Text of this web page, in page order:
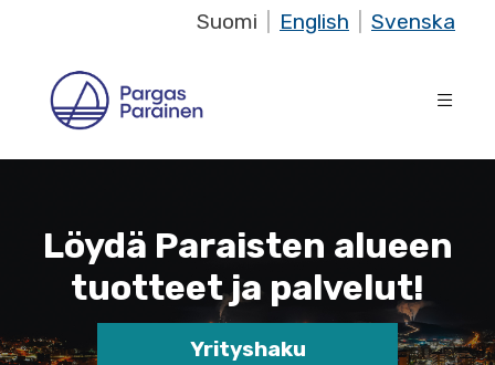
Suomi English Svenska
Löydä Paraisten alueen
tuotteet ja palvelut!
Yrityshaku